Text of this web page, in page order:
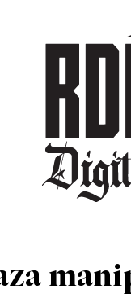
DEPORTES CULTURA